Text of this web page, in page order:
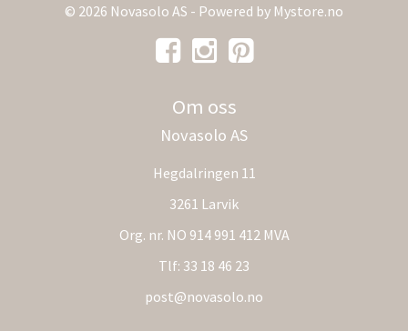
© 2026 Novasolo AS - Powered by Mystore.no
Om oss
Novasolo AS
Hegdalringen 11
3261 Larvik
Org. nr. NO 914 991 412 MVA
Tlf: 33 18 46 23
post@novasolo.no